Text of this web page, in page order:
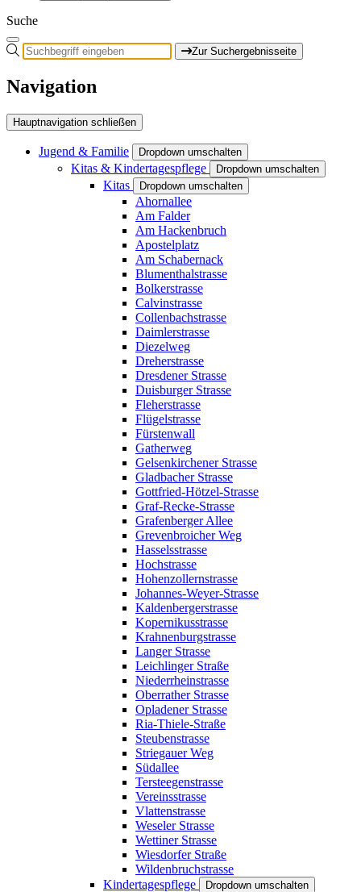
Suche
Zur Suchergebnisseite
Navigation
Hauptnavigation schließen
Jugend & Familie Dropdown umschalten
Kitas & Kindertagespflege Dropdown umschalten
Kitas Dropdown umschalten
Ahornallee
Am Falder
Am Hackenbruch
Apostelplatz
Am Schabernack
Blumenthalstrasse
Bolkerstrasse
Calvinstrasse
Collenbachstrasse
Daimlerstrasse
Diezelweg
Dreherstrasse
Dresdener Strasse
Duisburger Strasse
Fleherstrasse
Flügelstrasse
Fürstenwall
Gatherweg
Gelsenkirchener Strasse
Gladbacher Strasse
Gottfried-Hötzel-Strasse
Graf-Recke-Strasse
Grafenberger Allee
Grevenbroicher Weg
Hasselsstrasse
Hochstrasse
Hohenzollernstrasse
Johannes-Weyer-Strasse
Kaldenbergerstrasse
Kopernikusstrasse
Krahnenburgstrasse
Langer Strasse
Leichlinger Straße
Niederrheinstrasse
Oberrather Strasse
Opladener Strasse
Ria-Thiele-Straße
Steubenstrasse
Striegauer Weg
Südallee
Tersteegenstrasse
Vereinsstrasse
Vlattenstrasse
Weseler Strasse
Wettiner Strasse
Wiesdorfer Straße
Wildenbruchstrasse
Kindertagespflege
Dropdown umschalten